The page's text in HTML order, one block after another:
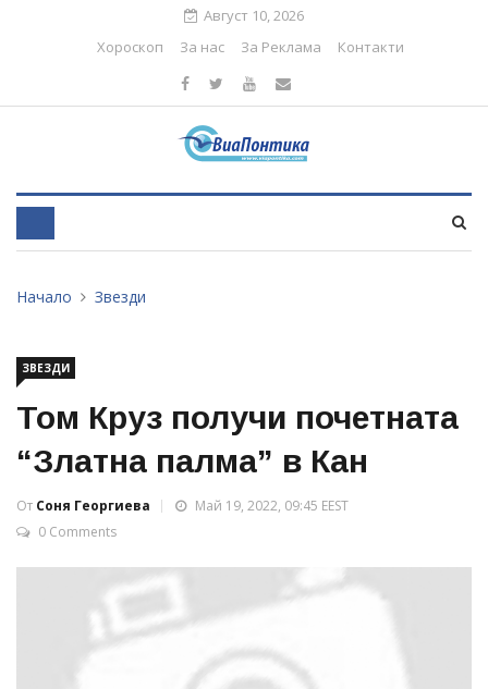
Август 10, 2026
Хороскоп
За нас За Реклама Контакти
Начало Звезди
ЗВЕЗДИ
Том Круз получи почетната
“Златна палма” в Кан
От Соня Георгиева
Май 19, 2022, 09:45 EEST
0 Comments